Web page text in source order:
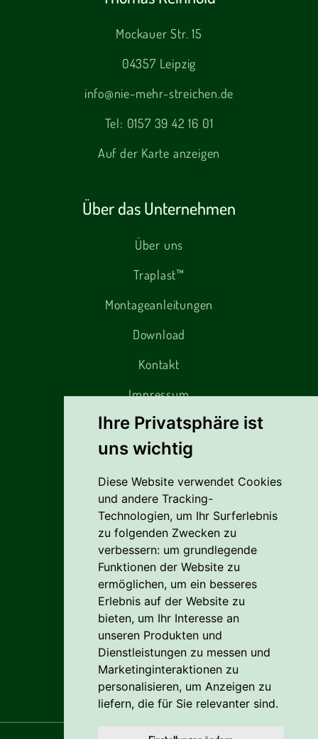
Ihre Privatsphäre ist
uns wichtig
Diese Website verwendet Cookies
und andere Tracking-
Technologien, um Ihr Surferlebnis
zu folgenden Zwecken zu
verbessern: um grundlegende
Funktionen der Website zu
ermöglichen, um ein besseres
Erlebnis auf der Website zu
bieten, um Ihr Interesse an
unseren Produkten und
Dienstleistungen zu messen und
Marketinginteraktionen zu
personalisieren, um Anzeigen zu
liefern, die für Sie relevanter sind.
Mockauer Str. 15
04357 Leipzig
info@nie-mehr-streichen.de
Tel: 0157 39 42 16 01
Auf der Karte anzeigen
Über das Unternehmen
Über uns
Traplast™
Montageanleitungen
Download
Kontakt
Impressum
Alles rund um den Einkauf
Liefer- Und Versandkosten
Zahlungsbedingungen
AGB
Vertrag widerrufen
Reklamation
Cookie
Datenschutzerklärung